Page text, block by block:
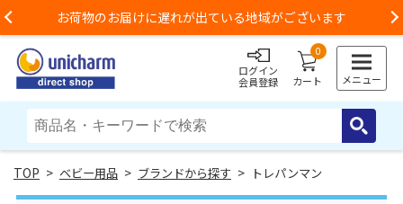
Previousお荷物のお届けに遅れが出ている地域がございます
ログイン
会員登録
0
カート メニュー
> ベビー用品 > ブランドから探す > トレパンマン